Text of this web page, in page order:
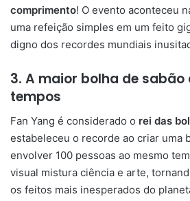
comprimento! O evento aconteceu
uma refeição simples em um feito
digno dos recordes mundiais
3. A maior bolha de sabão
tempos
Fan Yang é considerado o rei das
estabeleceu o recorde ao criar uma
envolver 100 pessoas ao mesmo
visual mistura ciência e arte,
os feitos mais inesperados do